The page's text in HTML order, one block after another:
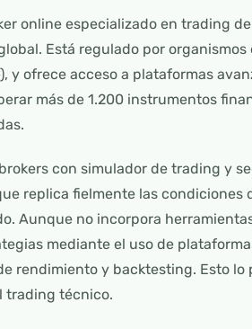
online especializado en trading
Está regulado por organismos
y ofrece acceso a plataformas
más de 1.200 instrumentos
con simulador de trading y
replica fielmente las condiciones
Aunque no incorpora
mediante el uso de
rendimiento y backtesting. Esto
trading técnico.